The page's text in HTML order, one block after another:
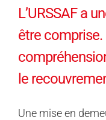
L’URSSAF a
être comprise.
le
Une mise en